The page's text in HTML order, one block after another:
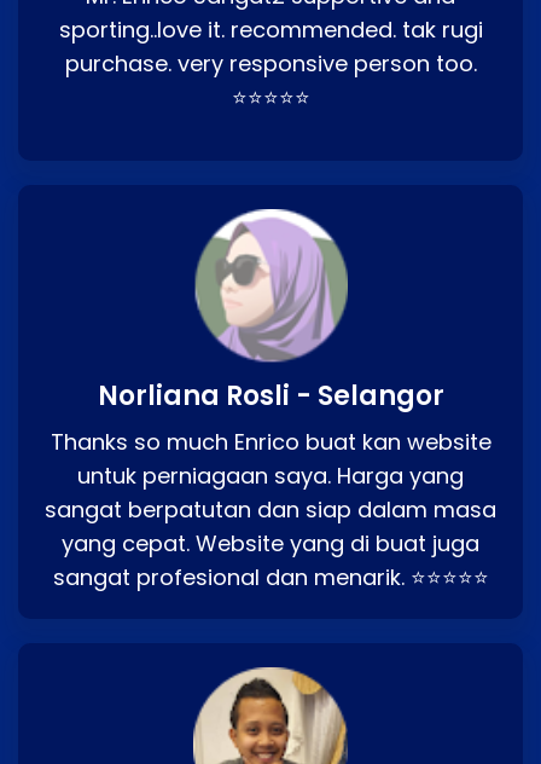
sporting..love it. recommended. tak rugi
purchase. very responsive person too.
⭐⭐⭐⭐⭐
Norliana Rosli - Selangor
Thanks so much Enrico buat kan website
untuk perniagaan saya. Harga yang
sangat berpatutan dan siap dalam masa
yang cepat. Website yang di buat juga
sangat profesional dan menarik. ⭐⭐⭐⭐⭐